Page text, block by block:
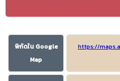
พิกัดใน Google
Map
https://